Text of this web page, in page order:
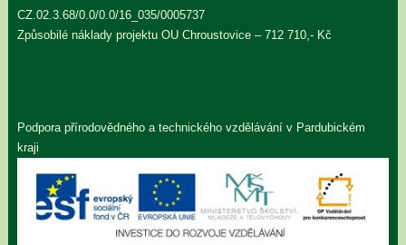
CZ.02.3.68/0.0/0.0/16_035/0005737
Způsobilé náklady projektu OU Chroustovice – 712 710,- Kč
Podpora přírodovědného a technického vzdělávání v Pardubickém
kraji